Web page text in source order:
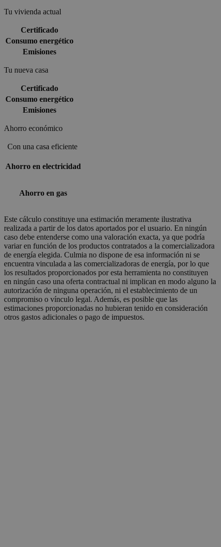
Tu vivienda actual
Certificado
Consumo energético
Emisiones
Tu nueva casa
Certificado
Consumo energético
Emisiones
Ahorro económico
Con una casa eficiente
Ahorro en electricidad
Ahorro en gas
Este cálculo constituye una estimación meramente ilustrativa
realizada a partir de los datos aportados por el usuario. En ningún
caso debe entenderse como una valoración exacta, ya que podría
variar en función de los productos contratados a la comercializadora
de energía elegida. Culmia no dispone de esa información ni se
encuentra vinculada a las comercializadoras de energía, por lo que
los resultados proporcionados por esta herramienta no constituyen
en ningún caso una oferta contractual ni implican en modo alguno la
autorización de ninguna operación, ni el establecimiento de un
compromiso o vínculo legal. Además, es posible que las
estimaciones proporcionadas no hubieran tenido en consideración
otros gastos adicionales o pago de impuestos.